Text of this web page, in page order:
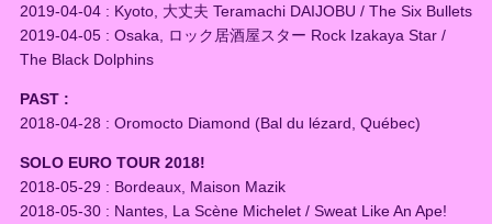
2019-04-04 : Kyoto, 大丈夫 Teramachi DAIJOBU / The Six Bullets
2019-04-05 : Osaka, ロック居酒屋スター Rock Izakaya Star /
The Black Dolphins
PAST :
2018-04-28 : Oromocto Diamond (Bal du lézard, Québec)
SOLO EURO TOUR 2018!
2018-05-29 : Bordeaux, Maison Mazik
2018-05-30 : Nantes, La Scène Michelet / Sweat Like An Ape!